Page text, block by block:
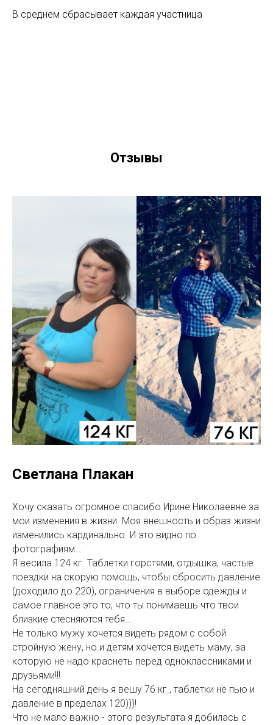
В среднем сбрасывает каждая участница
Отзывы
Светлана Плакан
Хочу сказать огромное спасибо Ирине Николаевне за
мои изменения в жизни. Моя внешность и образ жизни
изменились кардинально. И это видно по
фотографиям….
Я весила 124 кг. Таблетки горстями, отдышка, частые
поездки на скорую помощь, чтобы сбросить давление
(доходило до 220), ограничения в выборе одежды и
самое главное это то, что ты понимаешь что твои
близкие стесняются тебя….
Не только мужу хочется видеть рядом с собой
стройную жену, но и детям хочется видеть маму, за
которую не надо краснеть перед одноклассниками и
друзьями!!!
На сегодняшний день я вешу 76 кг., таблетки не пью и
давление в пределах 120)))!
Что не мало важно - этого результата я добилась с